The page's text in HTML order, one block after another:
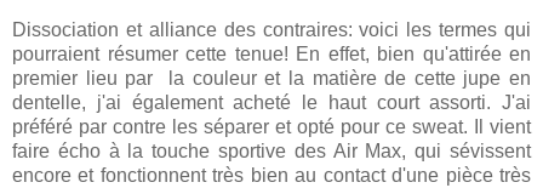
Dissociation et alliance des contraires: voici les termes qui
pourraient résumer cette tenue! En effet, bien qu'attirée en
premier lieu par la couleur et la matière de cette jupe en
dentelle, j'ai également acheté le haut court assorti. J'ai
préféré par contre les séparer et opté pour ce sweat. Il vient
faire écho à la touche sportive des Air Max, qui sévissent
encore et fonctionnent très bien au contact d'une pièce très